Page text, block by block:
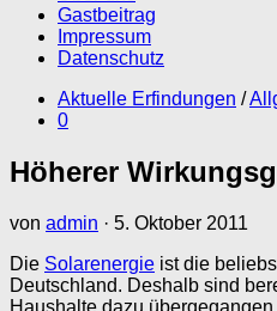
Gastbeitrag
Impressum
Datenschutz
Aktuelle Erfindungen /
0
Höherer
von admin · 5. Oktober 2011
Die Solarenergie ist die
Deutschland. Deshalb sind
Haushalte dazu